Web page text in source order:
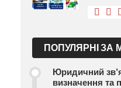
ПОПУЛЯРНІ ЗА
Юридичний
визначення та